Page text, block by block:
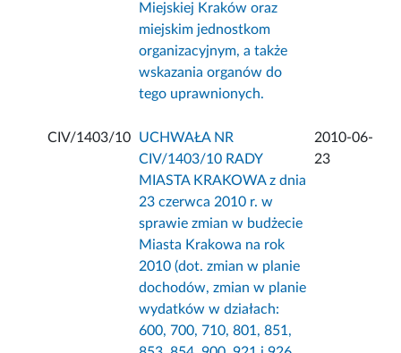
Miejskiej Kraków oraz
miejskim jednostkom
organizacyjnym, a także
wskazania organów do
tego uprawnionych.
CIV/1403/10
UCHWAŁA NR
CIV/1403/10 RADY
MIASTA KRAKOWA z dnia
23 czerwca 2010 r. w
sprawie zmian w budżecie
Miasta Krakowa na rok
2010 (dot. zmian w planie
dochodów, zmian w planie
wydatków w działach:
600, 700, 710, 801, 851,
2010-06-
23